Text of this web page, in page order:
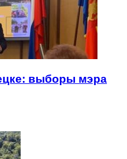
выборы мэра